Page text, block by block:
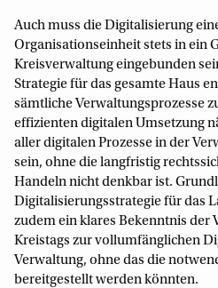
Auch muss die Digitalisierung
Organisationseinheit stets in ein
Kreisverwaltung eingebunden
Strategie für das gesamte Haus
sämtliche Verwaltungsprozesse
effizienten digitalen Umsetzung
aller digitalen Prozesse in der
sein, ohne die langfristig
Handeln nicht denkbar ist.
Digitalisierungsstrategie für das
zudem ein klares Bekenntnis der
Kreistags zur vollumfänglichen
Verwaltung, ohne das die
bereitgestellt werden könnten.